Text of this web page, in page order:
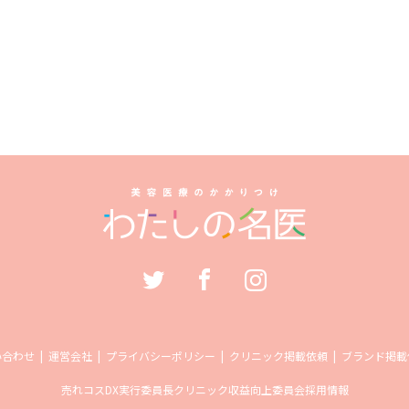
わせ 運営会社 プライバシーポリシー クリニック掲載依頼 ブランド掲
売れコスDX実行委員長クリニック収益向上委員会採用情報